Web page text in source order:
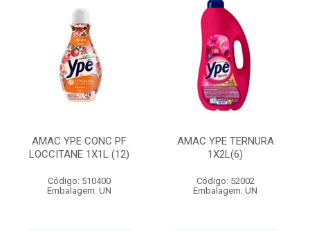
AMAC YPE CONC PF
LOCCITANE 1X1L (12)
Código: 510400
Embalagem: UN
AMAC YPE TERNURA
1X2L(6)
Código: 52002
Embalagem: UN